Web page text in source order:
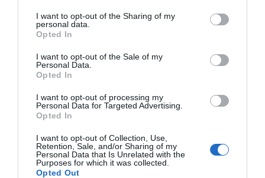
I want to opt-out of the Sharing of my
personal data.
Opted In
I want to opt-out of the Sale of my
Personal Data.
Opted In
I want to opt-out of processing my
Personal Data for Targeted Advertising.
Opted In
I want to opt-out of Collection, Use,
Retention, Sale, and/or Sharing of my
Personal Data that Is Unrelated with the
Purposes for which it was collected.
Opted Out
— BROKE AUNT (@simply_letticia)
luksuzno blago - pogosto iz istih proizvodnih
linij - prodaja po malenkost nižjih cenah od
ameriških.
Kako lahko zaračunajo 500 dolarjev za
torbo, ki jo tu izdelajo za 30 dolarjev?